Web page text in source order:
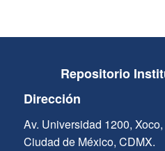
Repositorio
Dirección
Av. Universidad 1200,
Ciudad de México, CDMX.